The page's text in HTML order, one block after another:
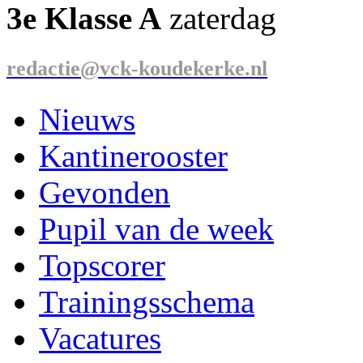
3e Klasse A zaterdag
redactie@vck-koudekerke.nl
Nieuws
Kantinerooster
Gevonden
Pupil van de week
Topscorer
Trainingsschema
Vacatures